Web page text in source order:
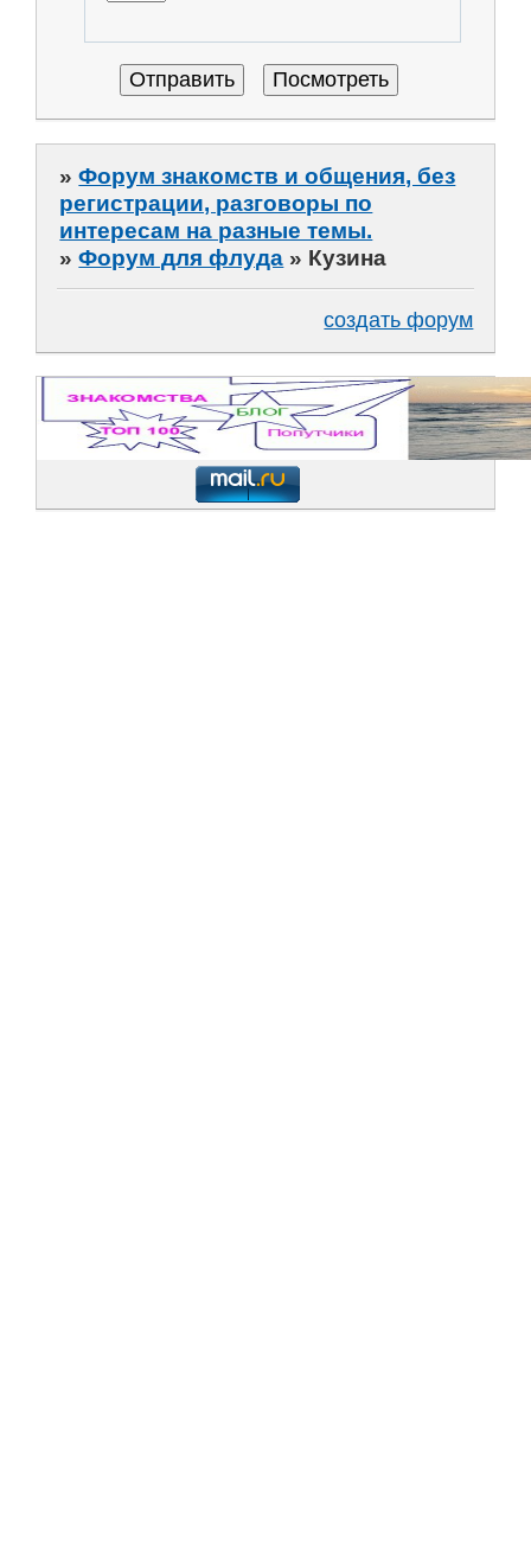
»Форум знакомств и общения, без
регистрации, разговоры по
интересам на разные темы.
»Форум для флуда » Кузина
создать форум